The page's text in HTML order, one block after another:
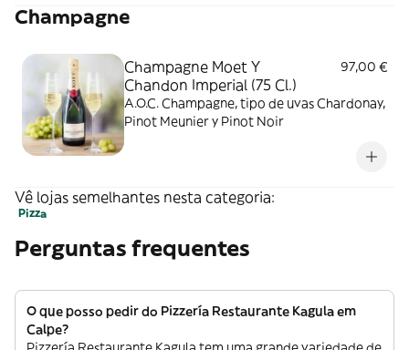
Champagne
Champagne Moet Y
Chandon Imperial (75 Cl.)
97,00 €
A.O.C. Champagne, tipo de uvas Chardonay,
Pinot Meunier y Pinot Noir
Vê lojas semelhantes nesta categoria:
Pizza
Perguntas frequentes
O que posso pedir do Pizzería Restaurante Kagula em
Calpe?